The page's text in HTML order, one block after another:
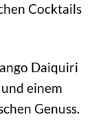
Cocktails
Daiquiri
einem
Genuss.